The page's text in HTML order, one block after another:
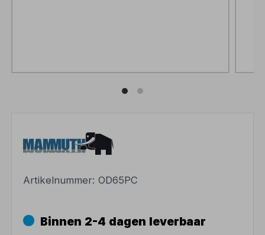
Artikelnummer:OD65PC
Binnen 2-4 dagen leverbaar